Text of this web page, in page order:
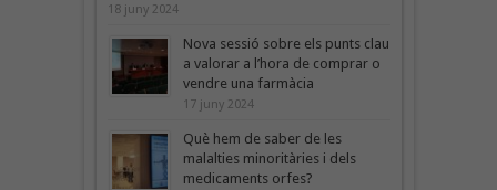
18 juny 2024
Nova sessió sobre els punts clau
a valorar a l’hora de comprar o
vendre una farmàcia
17 juny 2024
Què hem de saber de les
malalties minoritàries i dels
medicaments orfes?